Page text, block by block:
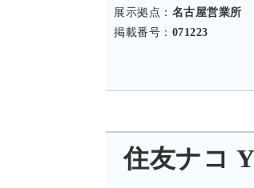
展示拠点： 名古屋営業所
掲載番号： 071223
住友ナコ